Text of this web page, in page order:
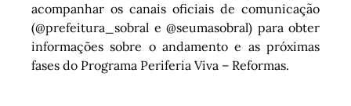
acompanhar os canais oficiais de comunicação
(@prefeitura_sobral e @seumasobral) para obter
informações sobre o andamento e as próximas
fases do Programa Periferia Viva – Reformas.